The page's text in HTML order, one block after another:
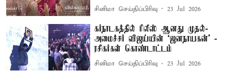
சினிமா செய்திப்பிரிவு 23 Jul 2026
கர்நாடகத்தில் ரிலீஸ் ஆனது முதல்-
அமைச்சர் விஜய்யின் ‘ஜனநாயகன்’ -
ரசிகர்கள் கொண்டாட்டம்
சினிமா செய்திப்பிரிவு 23 Jul 2026